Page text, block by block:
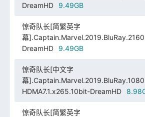
DreamHD
9.49GB
惊奇队长[简繁英字
幕
DreamHD
9.49GB
惊奇队长[中文字
幕
HDMA7.1.x265.10bit-DreamHD
惊奇队长[简繁英字